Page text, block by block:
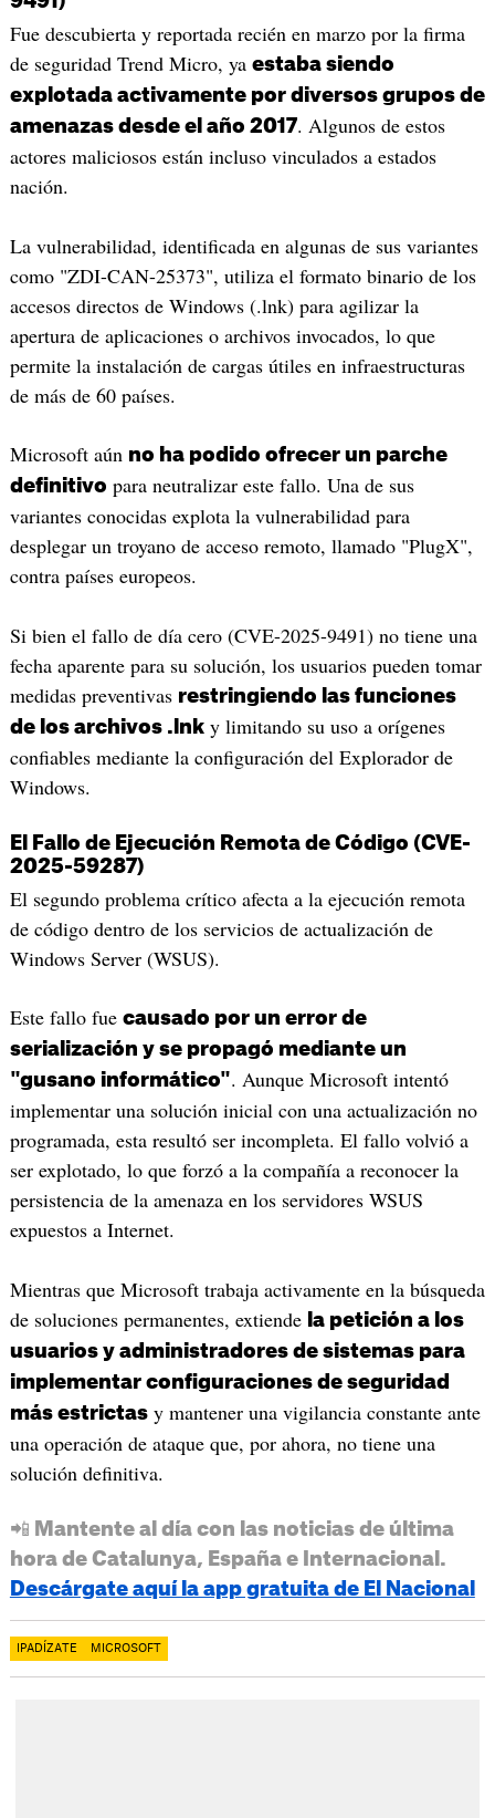
Fue descubierta y reportada recién en marzo por la firma
de seguridad Trend Micro, ya estaba siendo
explotada activamente por diversos grupos de
amenazas desde el año 2017. Algunos de estos
actores maliciosos están incluso vinculados a estados
nación.
La vulnerabilidad, identificada en algunas de sus variantes
como "ZDI-CAN-25373", utiliza el formato binario de los
accesos directos de Windows (.lnk) para agilizar la
apertura de aplicaciones o archivos invocados, lo que
permite la instalación de cargas útiles en infraestructuras
de más de 60 países.
Microsoft aún no ha podido ofrecer un parche
definitivo para neutralizar este fallo. Una de sus
variantes conocidas explota la vulnerabilidad para
desplegar un troyano de acceso remoto, llamado "PlugX",
contra países europeos.
Si bien el fallo de día cero (CVE-2025-9491) no tiene una
fecha aparente para su solución, los usuarios pueden tomar
medidas preventivas restringiendo las funciones
de los archivos .lnky limitando su uso a orígenes
confiables mediante la configuración del Explorador de
Windows.
El Fallo de Ejecución Remota de Código (CVE-
2025-59287)
El segundo problema crítico afecta a la ejecución remota
de código dentro de los servicios de actualización de
Windows Server (WSUS).
Este fallo fue causado por un error de
serialización y se propagó mediante un
"gusano informático". Aunque Microsoft intentó
implementar una solución inicial con una actualización no
programada, esta resultó ser incompleta. El fallo volvió a
ser explotado, lo que forzó a la compañía a reconocer la
persistencia de la amenaza en los servidores WSUS
expuestos a Internet.
Mientras que Microsoft trabaja activamente en la búsqueda
de soluciones permanentes, extiende la petición a los
usuarios y administradores de sistemas para
implementar configuraciones de seguridad
más estrictasy mantener una vigilancia constante ante
una operación de ataque que, por ahora, no tiene una
solución definitiva.
📲 Mantente al día con las noticias de última
hora de Catalunya, España e Internacional.
Descárgate aquí la app gratuita de El Nacional
IPADÍZATE MICROSOFT